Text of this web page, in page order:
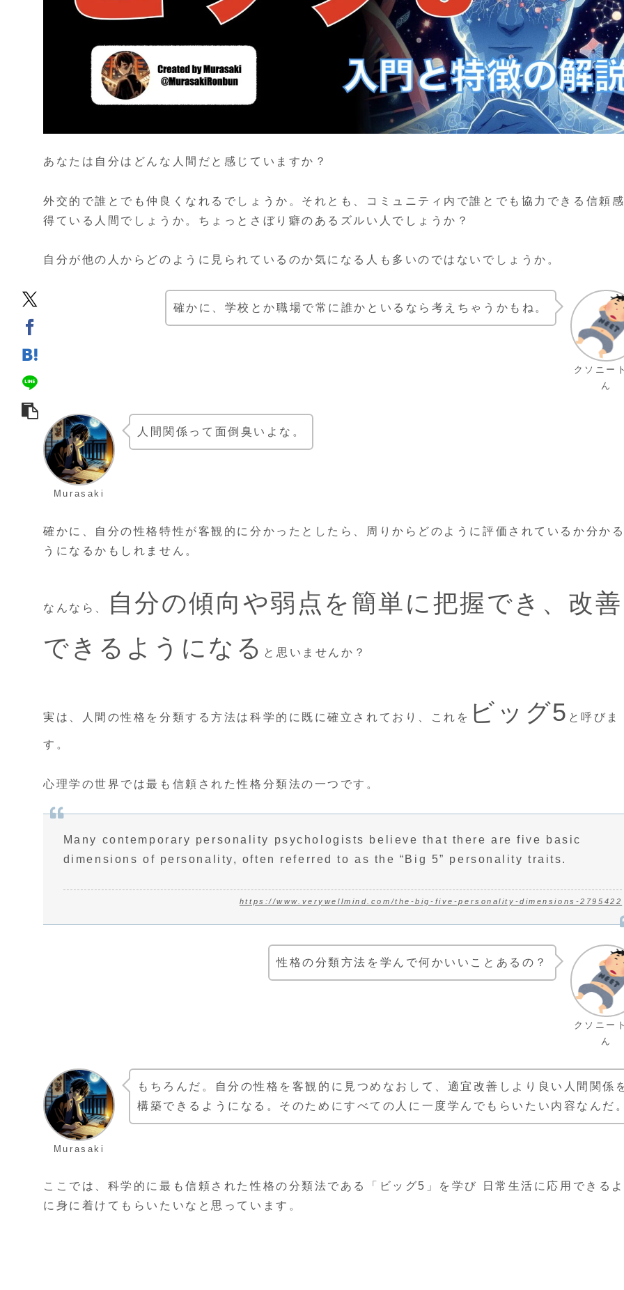
あなたは自分はどんな人間だと感じていますか？
外交的で誰とでも仲良くなれるでしょうか。それとも、コミュニティ内で誰とでも協力できる信頼感
得ている人間でしょうか。ちょっとさぼり癖のあるズルい人でしょうか？
自分が他の人からどのように見られているのか気になる人も多いのではないでしょうか。
クソニー
ん
確かに、学校とか職場で常に誰かといるなら考えちゃうかもね。
Murasaki
人間関係って面倒臭いよな。
確かに、自分の性格特性が客観的に分かったとしたら、周りからどのように評価されているか分かる
うになるかもしれません。
なんなら、
自分の傾向や弱点を簡単に把握でき、改善
できるようになる と思いませんか？
実は、人間の性格を分類する方法は科学的に既に確立されており、これを ビッグ5 と呼びま
す。
心理学の世界では最も信頼された性格分類法の一つです。
Many contemporary personality psychologists believe that there are five basic
dimensions of personality, often referred to as the “Big 5” personality traits.
https://www.verywellmind.com/the-big-five-personality-dimensions-2795422
クソニー
ん
性格の分類方法を学んで何かいいことあるの？
Murasaki
もちろんだ。自分の性格を客観的に見つめなおして、適宜改善しより良い人間関係
構築できるようになる。そのためにすべての人に一度学んでもらいたい内容なんだ。
ここでは、科学的に最も信頼された性格の分類法である「ビッグ5」を学び 日常生活に応用できるよ
に身に着けてもらいたいなと思っています。